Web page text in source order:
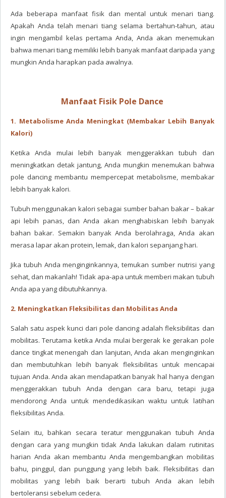
Ada beberapa manfaat fisik dan mental untuk menari tiang.
Apakah Anda telah menari tiang selama bertahun-tahun, atau
ingin mengambil kelas pertama Anda, Anda akan menemukan
bahwa menari tiang memiliki lebih banyak manfaat daripada yang
mungkin Anda harapkan pada awalnya.
Manfaat Fisik Pole Dance
1. Metabolisme Anda Meningkat (Membakar Lebih Banyak
Kalori)
Ketika Anda mulai lebih banyak menggerakkan tubuh dan
meningkatkan detak jantung, Anda mungkin menemukan bahwa
pole dancing membantu mempercepat metabolisme, membakar
lebih banyak kalori.
Tubuh menggunakan kalori sebagai sumber bahan bakar – bakar
api lebih panas, dan Anda akan menghabiskan lebih banyak
bahan bakar. Semakin banyak Anda berolahraga, Anda akan
merasa lapar akan protein, lemak, dan kalori sepanjang hari.
Jika tubuh Anda menginginkannya, temukan sumber nutrisi yang
sehat, dan makanlah! Tidak apa-apa untuk memberi makan tubuh
Anda apa yang dibutuhkannya.
2. Meningkatkan Fleksibilitas dan Mobilitas Anda
Salah satu aspek kunci dari pole dancing adalah fleksibilitas dan
mobilitas. Terutama ketika Anda mulai bergerak ke gerakan pole
dance tingkat menengah dan lanjutan, Anda akan menginginkan
dan membutuhkan lebih banyak fleksibilitas untuk mencapai
tujuan Anda. Anda akan mendapatkan banyak hal hanya dengan
menggerakkan tubuh Anda dengan cara baru, tetapi juga
mendorong Anda untuk mendedikasikan waktu untuk latihan
fleksibilitas Anda.
Selain itu, bahkan secara teratur menggunakan tubuh Anda
dengan cara yang mungkin tidak Anda lakukan dalam rutinitas
harian Anda akan membantu Anda mengembangkan mobilitas
bahu, pinggul, dan punggung yang lebih baik. Fleksibilitas dan
mobilitas yang lebih baik berarti tubuh Anda akan lebih
bertoleransi sebelum cedera.